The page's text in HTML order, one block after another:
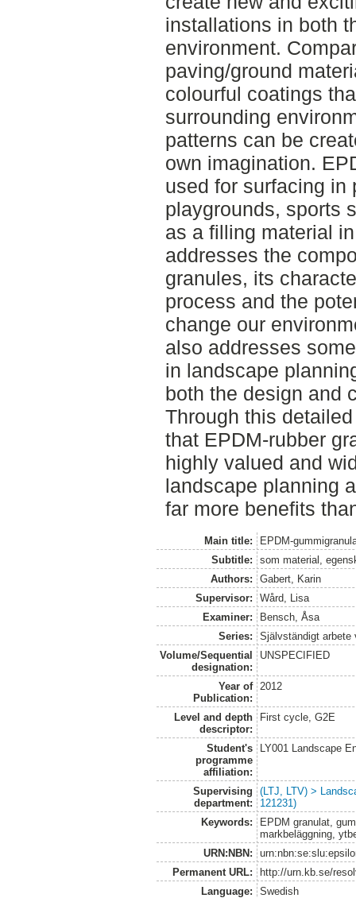
installations in both
environment.
paving/ground
colourful coatings
surrounding
patterns can be
own imagination.
used for surfacing in
playgrounds, sports
as a filling material
addresses the
granules, its
process and the
change our
also addresses
in landscape
both the design and
Through this
that EPDM-rubber
highly valued and
landscape planning
far more benefits
Main title:
EPDM-
Subtitle:
som material,
Authors:
Gabert, Karin
Supervisor:
Wård, Lisa
Examiner:
Bensch, Åsa
Series:
Självständigt arbete
Volume/Sequential
designation:
UNSPECIFIED
Year of
Publication:
2012
Level and depth
descriptor:
First cycle, G2E
Student's
programme
affiliation:
LY001 Landscape
Supervising
department:
(LTJ, LTV) >
121231)
Keywords:
EPDM granulat,
markbeläggning,
URN:NBN:
Permanent URL:
http://urn.kb.se/
Language:
Swedish